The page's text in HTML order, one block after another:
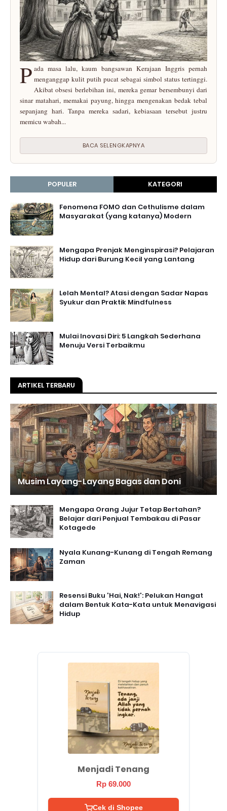
P ada masa lalu, kaum bangsawan Kerajaan Inggris pernah
menganggap kulit putih pucat sebagai simbol status tertinggi.
Akibat obsesi berlebihan ini, mereka gemar bersembunyi dari
sinar matahari, memakai payung, hingga mengenakan bedak tebal
sepanjang hari. Tanpa mereka sadari, kebiasaan tersebut justru
memicu wabah...
BACA SELENGKAPNYA
POPULER KATEGORI
Fenomena FOMO dan Cethulisme dalam
Masyarakat (yang katanya) Modern
Mengapa Prenjak Menginspirasi? Pelajaran
Hidup dari Burung Kecil yang Lantang
Lelah Mental? Atasi dengan Sadar Napas
Syukur dan Praktik Mindfulness
Mulai Inovasi Diri: 5 Langkah Sederhana
Menuju Versi Terbaikmu
ARTIKEL TERBARU
Musim Layang-Layang Bagas dan Doni
Mengapa Orang Jujur Tetap Bertahan?
Belajar dari Penjual Tembakau di Pasar
Kotagede
Nyala Kunang-Kunang di Tengah Remang
Zaman
Resensi Buku 'Hai, Nak!': Pelukan Hangat
dalam Bentuk Kata-Kata untuk Menavigasi
Hidup
Menjadi Tenang
Rp 69.000
Cek di Shopee